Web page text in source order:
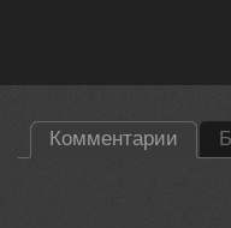
Комментарии